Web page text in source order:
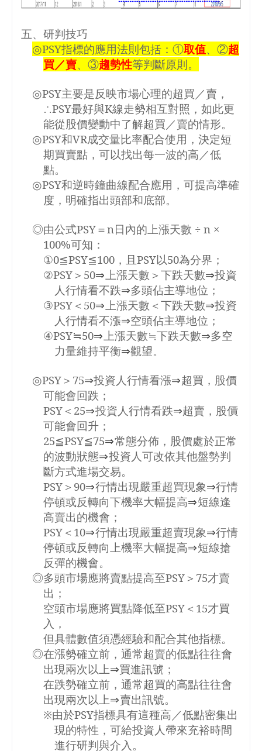
五、研判技巧
◎PSY指標的應用法則包括：①取值、②超
買／賣、③趨勢性等判斷原則。
◎PSY主要是反映市場心理的超買／賣，
∴PSY最好與K線走勢相互對照，如此更
能從股價變動中了解超買／賣的情形。
◎PSY和VR成交量比率配合使用，決定短
期買賣點，可以找出每一波的高／低
點。
◎PSY和逆時鐘曲線配合應用，可提高準確
度，明確指出頭部和底部。
◎由公式PSY＝n日內的上漲天數 ÷ n ×
100%可知：
①0≦PSY≦100 ，且PSY以50為分界；
②PSY ＞ 50⇒ 上漲天數＞下跌天數⇒投資
人行情看不跌⇒多頭佔主導地位；
③PSY ＜ 50⇒ 上漲天數＜下跌天數⇒投資
人行情看不漲⇒空頭佔主導地位；
④PSY≒50⇒ 上漲天數≒下跌天數⇒多空
力量維持平衡⇒觀望。
◎PSY ＞ 75⇒投資人行情看漲⇒超買，股價
可能會回跌；
PSY ＜ 25⇒投資人行情看跌⇒超賣，股價
可能會回升；
25≦PSY≦75⇒常態分佈，股價處於正常
的波動狀態⇒投資人可改依其他盤勢判
斷方式進場交易。
PSY ＞ 90⇒行情出現嚴重超買現象⇒行情
停頓或反轉向下機率大幅提高⇒短線逢
高賣出的機會；
PSY ＜ 10⇒行情出現嚴重超賣現象⇒行情
停頓或反轉向上機率大幅提高⇒短線搶
反彈的機會。
◎多頭市場應將賣點提高至PSY ＞ 75才賣
出；
空頭市場應將買點降低至PSY ＜ 15才買
入，
但具體數值須憑經驗和配合其他指標。
◎在漲勢確立前，通常超賣的低點往往會
出現兩次以上⇒買進訊號；
在跌勢確立前，通常超買的高點往往會
出現兩次以上⇒賣出訊號。
※由於PSY指標具有這種高／低點密集出
現的特性，可給投資人帶來充裕時間
進行研判與介入。